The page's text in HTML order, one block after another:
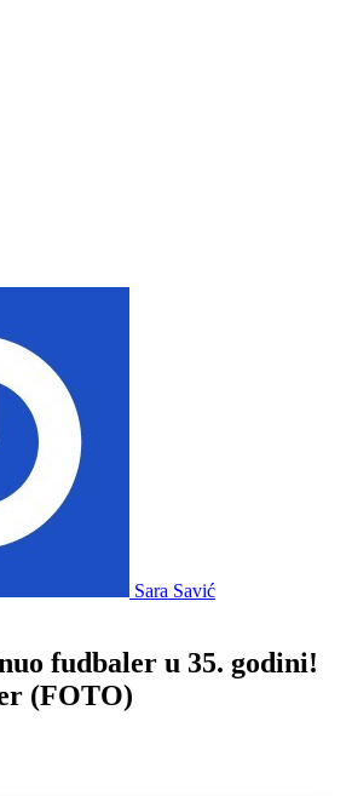
Sara Savić
fudbaler u 35. godini!
(FOTO)